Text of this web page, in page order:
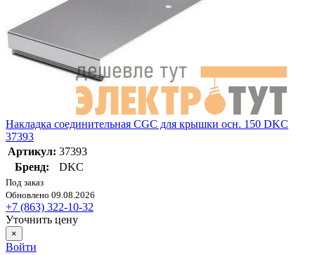
Накладка соединительная CGC для крышки осн. 150 DKC
37393
Артикул: 37393
Бренд:
DKC
Под заказ
Обновлено 09.08.2026
+7 (863) 322-10-32
Уточнить цену
×
Войти